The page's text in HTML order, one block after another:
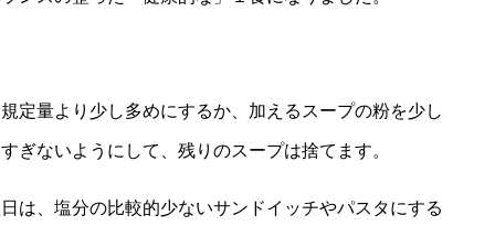
定量より少し多めにするか、加えるスープの粉を少し
ぎないようにして、残りのスープは捨てます。
は、塩分の比較的少ないサンドイッチやパスタにする